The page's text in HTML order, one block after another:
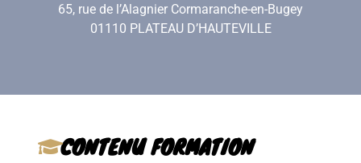
65, rue de l’Alagnier Cormaranche-en-Bugey
01110 PLATEAU D’HAUTEVILLE
CONTENU FORMATION